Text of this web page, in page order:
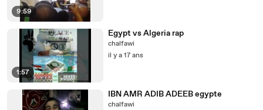
9:59
1:57
Egypt vs Algeria rap
chalfawi
il y a 17 ans
IBN AMR ADIB ADEEB egypte
chalfawi